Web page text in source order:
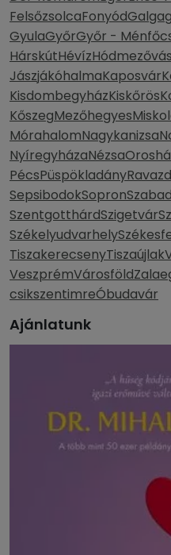
FelsőzsolcaFonyód
GyulaGyőrGyőr -
HárskútHévíz
JászjákóhalmaKaposvár
KisdombegyházKiskőrös
KőszegMezőhegyes
MórahalomNagykanizsa
NyíregyházaNézsa
PécsPüspökladányRavazd
SepsibodokSopron
SzentgotthárdSzigetvár
Székelyudvarhely
TiszakerecsenyTiszaújlak
VeszprémVárosföld
csikszentimreÓbudavár
Ajánlatunk